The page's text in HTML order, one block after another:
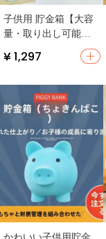
子供用 貯金箱【大容
量・取り出し可能・
カートゥーンデザイ
ン・おうち型】
¥ 1,297